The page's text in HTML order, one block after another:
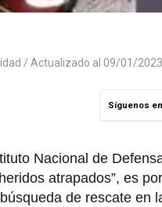
/ Actualizado al 09/01/2023
Síguenos
Nacional de
atrapados”, es
de rescate